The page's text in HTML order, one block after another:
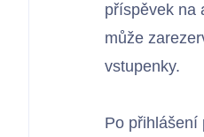
příspěvek na
může
vstupenky.
Po přihlášení